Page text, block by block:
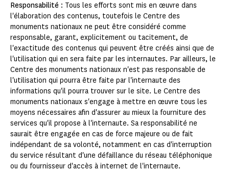
Responsabilité : Tous les efforts sont mis en œuvre dans
l'élaboration des contenus, toutefois le Centre des
monuments nationaux ne peut être considéré comme
responsable, garant, explicitement ou tacitement, de
l'exactitude des contenus qui peuvent être créés ainsi que de
l'utilisation qui en sera faite par les internautes. Par ailleurs, le
Centre des monuments nationaux n'est pas responsable de
l'utilisation qui pourra être faite par l'internaute des
informations qu'il pourra trouver sur le site. Le Centre des
monuments nationaux s'engage à mettre en œuvre tous les
moyens nécessaires afin d'assurer au mieux la fourniture des
services qu'il propose à l'internaute. Sa responsabilité ne
saurait être engagée en cas de force majeure ou de fait
indépendant de sa volonté, notamment en cas d'interruption
du service résultant d'une défaillance du réseau téléphonique
ou du fournisseur d'accès à internet de l'internaute.